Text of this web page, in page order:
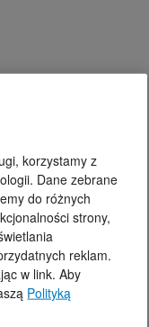
korzystamy z
Dane zebrane
do różnych
strony,
reklam.
w link. Aby
Polityką